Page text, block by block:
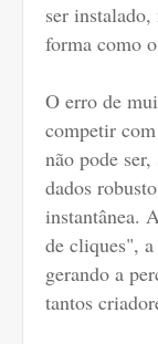
ser instalado,
forma como
O erro de
competir
não pode
dados
instantânea.
de cliques", a
gerando a
tantos